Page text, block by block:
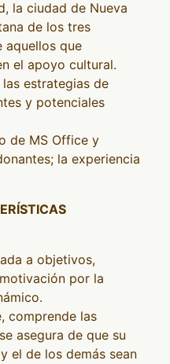
la ciudad de Nueva
de los tres
aquellos que
el apoyo cultural.
estrategias de
y potenciales
de MS Office y
la experiencia
a objetivos,
por la
comprende las
asegura de que su
el de los demás sean